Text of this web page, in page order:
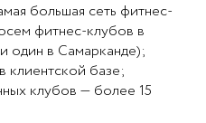
большая сеть фитнес-
фитнес-клубов в
один в Самарканде);
клиентской базе;
клубов — более 15